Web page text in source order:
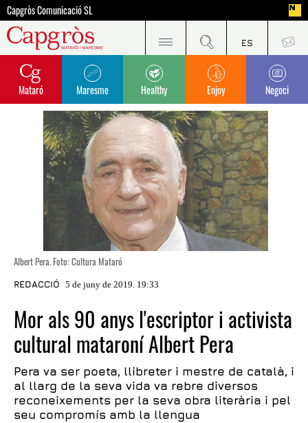
Capgròs Comunicació SL
Mataró Maresme Healthy Enjoy Negoci
Albert Pera. Foto: Cultura Mataró
REDACCIÓ 5 de juny de 2019. 19:33
Mor als 90 anys l'escriptor i activista
cultural mataroní Albert Pera
Pera va ser poeta, llibreter i mestre de català, i
al llarg de la seva vida va rebre diversos
reconeixements per la seva obra literària i pel
seu compromís amb la llengua